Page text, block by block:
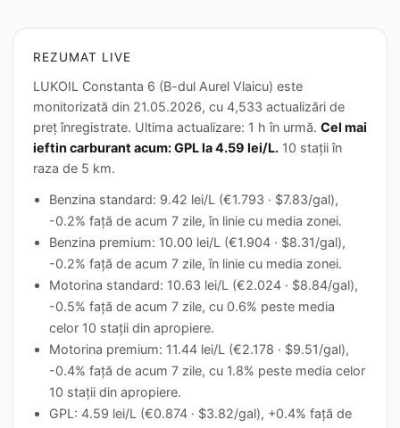
REZUMAT LIVE
LUKOIL Constanta 6 (B-dul Aurel Vlaicu) este
monitorizată din 21.05.2026, cu 4,533 actualizări de
preț înregistrate. Ultima actualizare: 1 h în urmă. Cel mai
ieftin carburant acum: GPL la 4.59 lei/L. 10 stații în
raza de 5 km.
Benzina standard: 9.42 lei/L (€1.793 · $7.83/gal),
-0.2% față de acum 7 zile, în linie cu media zonei.
Benzina premium: 10.00 lei/L (€1.904 · $8.31/gal),
-0.2% față de acum 7 zile, în linie cu media zonei.
Motorina standard: 10.63 lei/L (€2.024 · $8.84/gal),
-0.5% față de acum 7 zile, cu 0.6% peste media
celor 10 stații din apropiere.
Motorina premium: 11.44 lei/L (€2.178 · $9.51/gal),
-0.4% față de acum 7 zile, cu 1.8% peste media celor
10 stații din apropiere.
GPL: 4.59 lei/L (€0.874 · $3.82/gal), +0.4% față de